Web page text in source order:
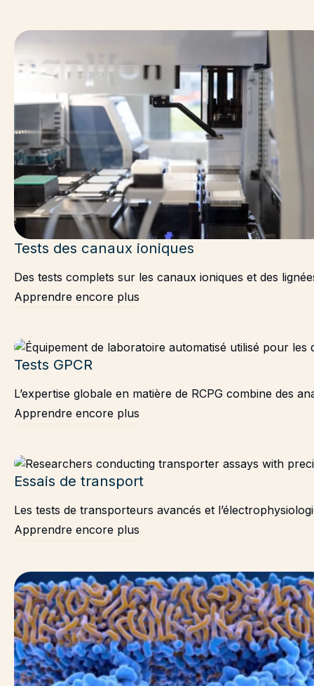
Tests des canaux ioniques
Des tests complets sur les canaux ioniques et des
Apprendre encore plus
Tests GPCR
L’expertise globale en matière de RCPG combine des
Apprendre encore plus
Essais de transport
Les tests de transporteurs avancés et
Apprendre encore plus